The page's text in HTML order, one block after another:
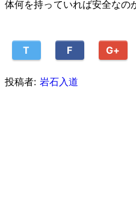
体何を持っていれば安全なの
T F G+
投稿者: 岩石入道